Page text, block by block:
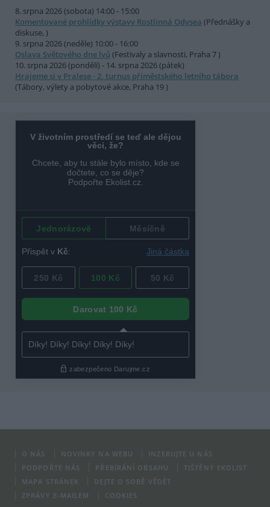
8. srpna 2026 (sobota) 14:00 - 15:00
Komentované prohlídky výstavy Rostlinná Odysea (Přednášky a
diskuse, )
9. srpna 2026 (neděle) 10:00 - 16:00
Oslava Světového dne lvů (Festivaly a slavnosti, Praha 7 )
10. srpna 2026 (pondělí) - 14. srpna 2026 (pátek)
Hrajeme si v Pralese - 2. turnus příměstského letního tábora
(Tábory, výlety a pobytové akce, Praha 19 )
O NÁS NOVINKY NA WEBU
INZERUJTE U NÁS
PODPOŘTE NÁS
PŘEBÍRÁNÍ OBSAHU
TIŠTĚNÝ EKOLIST
MAPA STRÁNEK
DEJTE O SOBĚ VĚDĚT
ZPRÁVY E-MAILEM
COOKIES